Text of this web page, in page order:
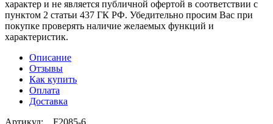
характер и не является публичной офертой в соответствии с
пунктом 2 статьи 437 ГК РФ. Убедительно просим Вас при
покупке проверять наличие желаемых функций и
характеристик.
Описание
Отзывы
Как купить
Оплата
Доставка
Артикул: F2085-6